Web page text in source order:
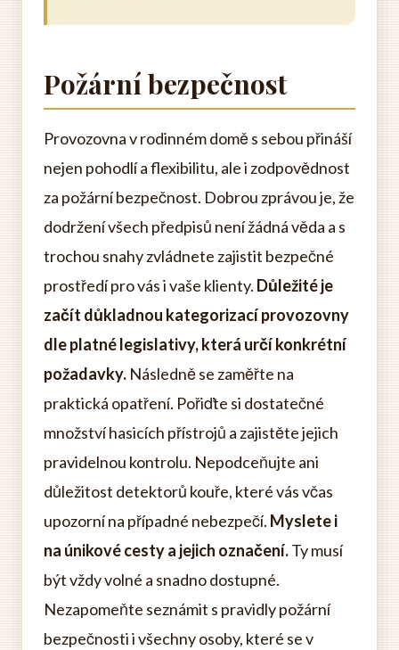
Požární bezpečnost
Provozovna v rodinném domě s sebou přináší
nejen pohodlí a flexibilitu, ale i zodpovědnost
za požární bezpečnost. Dobrou zprávou je, že
dodržení všech předpisů není žádná věda a s
trochou snahy zvládnete zajistit bezpečné
prostředí pro vás i vaše klienty. Důležité je
začít důkladnou kategorizací provozovny
dle platné legislativy, která určí konkrétní
požadavky. Následně se zaměřte na
praktická opatření. Pořiďte si dostatečné
množství hasicích přístrojů a zajistěte jejich
pravidelnou kontrolu. Nepodceňujte ani
důležitost detektorů kouře, které vás včas
upozorní na případné nebezpečí. Myslete i
na únikové cesty a jejich označení.Ty musí
být vždy volné a snadno dostupné.
Nezapomeňte seznámit s pravidly požární
bezpečnosti i všechny osoby, které se v